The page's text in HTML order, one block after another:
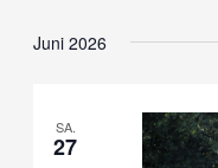
Juni 2026
SA.
27